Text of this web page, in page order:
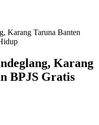
Karang Taruna Banten
Karang
BPJS Gratis